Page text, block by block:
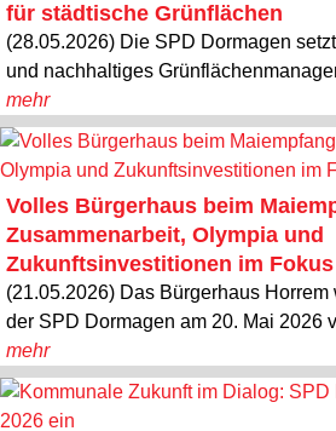
für städtische Grünflächen
(28.05.2026) Die SPD Dormagen
und nachhaltiges
mehr
Volles Bürgerhaus beim
Zusammenarbeit, Olympia und
Zukunftsinvestitionen im Fokus
(21.05.2026) Das Bürgerhaus
der SPD Dormagen am 20. Mai 2026
mehr